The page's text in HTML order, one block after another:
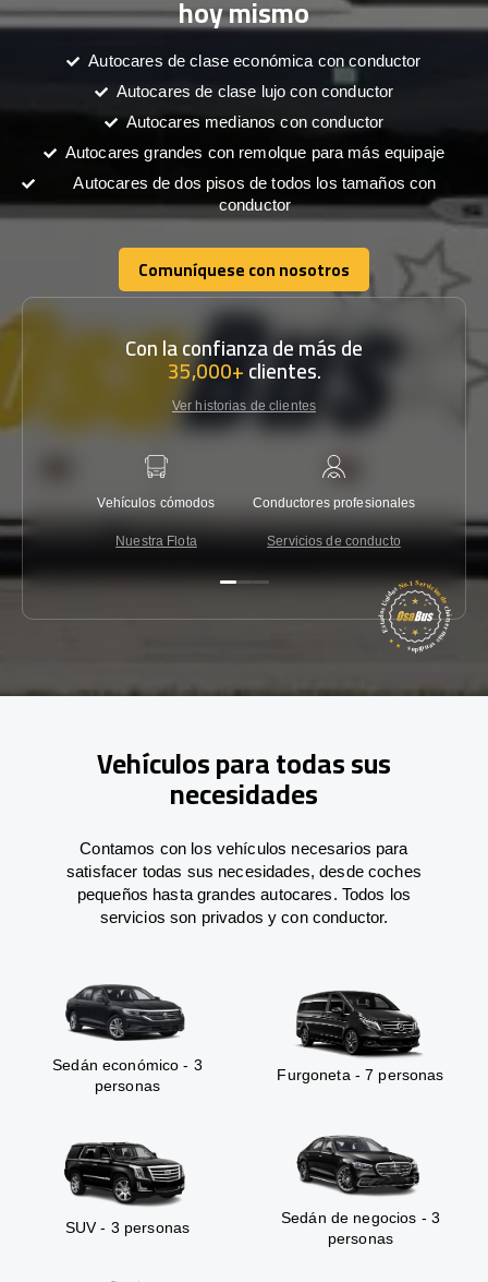
hoy mismo
Autocares de clase económica con conductor
Autocares de clase lujo con conductor
Autocares medianos con conductor
Autocares grandes con remolque para más equipaje
Autocares de dos pisos de todos los tamaños con
conductor
Comuníquese con nosotros
Comuníquese con nosotros
Con la confianza de más de
35,000+clientes.
Ver historias de clientes
Vehículos cómodos
Nuestra Flota
Conductores profesionales
Servicios de conducto
Vehículos para todas sus
necesidades
Contamos con los vehículos necesarios para
satisfacer todas sus necesidades, desde coches
pequeños hasta grandes autocares. Todos los
servicios son privados y con conductor.
Sedán económico - 3
personas
Furgoneta - 7 personas
SUV - 3 personas
Sedán de negocios - 3
personas